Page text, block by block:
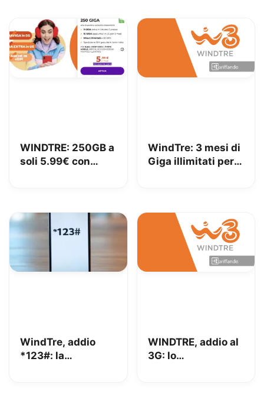
WINDTRE: 250GB a
soli 5.99€ con
WindTre: 3 mesi di
Giga illimitati per
WindTre, addio
*123#: la
WINDTRE, addio al
3G: lo